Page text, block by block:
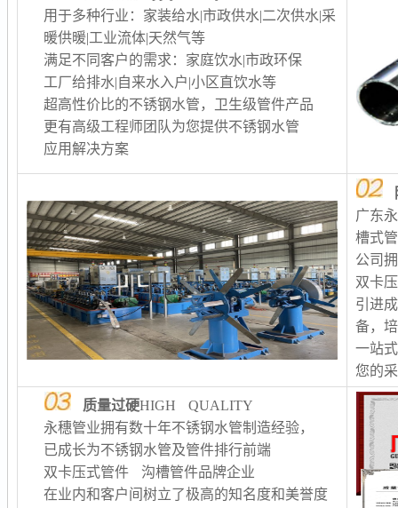
用于多种行业：家装给水|市政供水|二次供水|采
暖供暖|工业流体|天然气等
满足不同客户的需求：家庭饮水|市政环保
工厂给排水|自来水入户|小区直饮水等
超高性价比的不锈钢水管，卫生级管件产品
更有高级工程师团队为您提供不锈钢水管
应用解决方案
广东
槽式
公司
双卡
引进
备，
一站
您的
质量过硬HIGH QUALITY
永穗管业拥有数十年不锈钢水管制造经验，
已成长为不锈钢水管及管件排行前端
双卡压式管件 沟槽管件品牌企业
在业内和客户间树立了极高的知名度和美誉度